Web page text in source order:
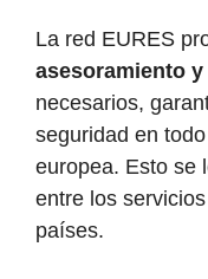
La red EURES
asesoramiento
necesarios,
seguridad en
europea. Esto se
entre los
países.